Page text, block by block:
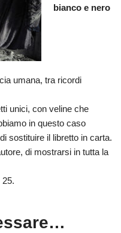
bianco e nero
umana, tra ricordi
unici, con veline che
in questo caso
sostituire il libretto in carta.
di mostrarsi in tutta la